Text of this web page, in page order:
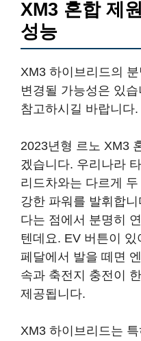
XM3 혼합 제
성능
XM3 하이브리드의
변경될 가능성은 있
참고하시길 바랍니다.
2023년형 르노 XM3
겠습니다. 우리나라
리드차와는 다르게
강한 파워를 발휘합
다는 점에서 분명히
텐데요. EV 버튼이
페달에서 발을 떼면
속과 축전지 충전이
제공됩니다.
XM3 하이브리드는